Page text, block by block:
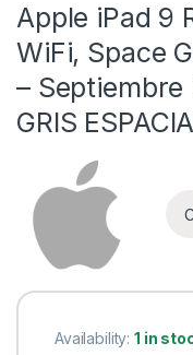
Apple iPad 9
WiFi, Space
– Septiembre
GRIS
Availability:1 in